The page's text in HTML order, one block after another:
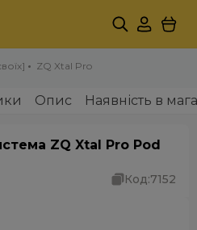
ZQ Xtal Pro
Опис Наявність в
ZQ Xtal Pro Pod
Код:7152